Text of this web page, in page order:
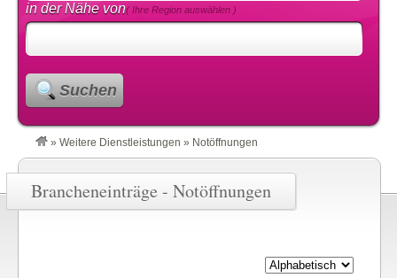
in der Nähe von( Ihre Region auswählen )
Suchen
» Weitere Dienstleistungen » Notöffnungen
Brancheneinträge - Notöffnungen